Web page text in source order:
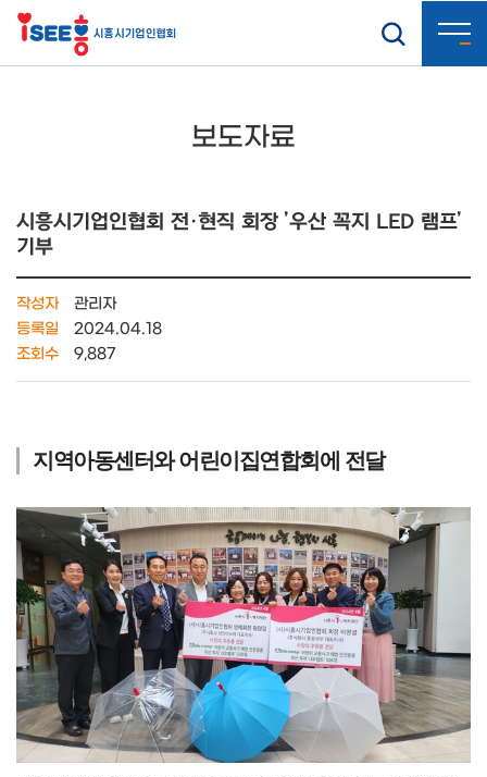
보도자료
시흥시기업인협회 전·현직 회장 ’우산 꼭지 LED 램프’
기부
작성자
관리자
등록일
2024.04.18
조회수
9,887
지역아동센터와 어린이집연합회에 전달